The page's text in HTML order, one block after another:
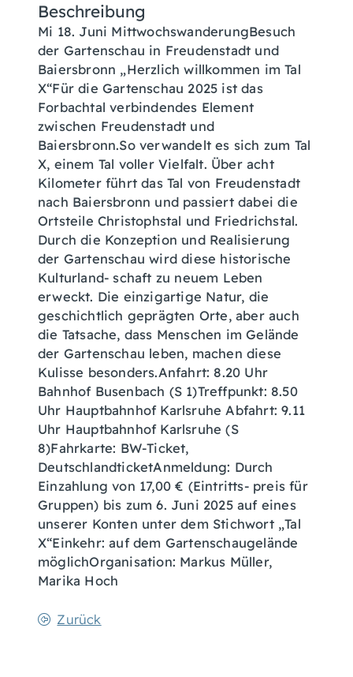
Beschreibung
Mi 18. Juni MittwochswanderungBesuch
der Gartenschau in Freudenstadt und
Baiersbronn „Herzlich willkommen im Tal
X“Für die Gartenschau 2025 ist das
Forbachtal verbindendes Element
zwischen Freudenstadt und
Baiersbronn.So verwandelt es sich zum Tal
X, einem Tal voller Vielfalt. Über acht
Kilometer führt das Tal von Freudenstadt
nach Baiersbronn und passiert dabei die
Ortsteile Christophstal und Friedrichstal.
Durch die Konzeption und Realisierung
der Gartenschau wird diese historische
Kulturland- schaft zu neuem Leben
erweckt. Die einzigartige Natur, die
geschichtlich geprägten Orte, aber auch
die Tatsache, dass Menschen im Gelände
der Gartenschau leben, machen diese
Kulisse besonders.Anfahrt: 8.20 Uhr
Bahnhof Busenbach (S 1)Treffpunkt: 8.50
Uhr Hauptbahnhof Karlsruhe Abfahrt: 9.11
Uhr Hauptbahnhof Karlsruhe (S
8)Fahrkarte: BW-Ticket,
DeutschlandticketAnmeldung: Durch
Einzahlung von 17,00 € (Eintritts- preis für
Gruppen) bis zum 6. Juni 2025 auf eines
unserer Konten unter dem Stichwort „Tal
X“Einkehr: auf dem Gartenschaugelände
möglichOrganisation: Markus Müller,
Marika Hoch
Zurück